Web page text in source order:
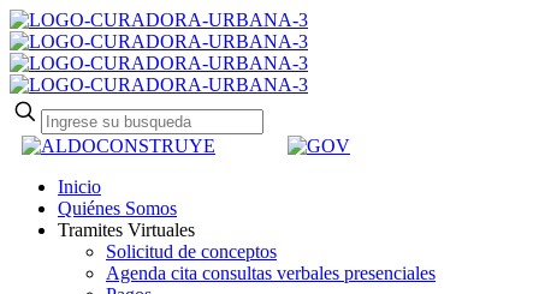
Inicio
Quiénes Somos
Tramites Virtuales
Solicitud de conceptos
Agenda cita consultas verbales presenciales